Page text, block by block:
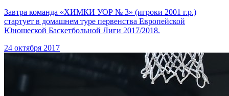
Завтра команда «ХИМКИ УОР № 3» (игроки 2001 г.р.)
стартует в домашнем туре первенства Европейской
Юношеской Баскетбольной Лиги 2017/2018.
24 октября 2017